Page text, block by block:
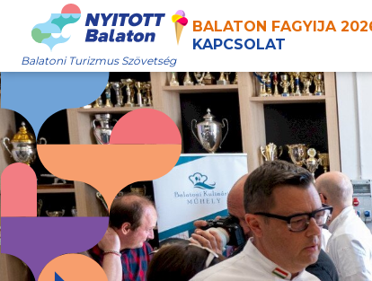
Balatoni Turizmus Szövetség
BALATON FAGYIJA
KAPCSOLAT